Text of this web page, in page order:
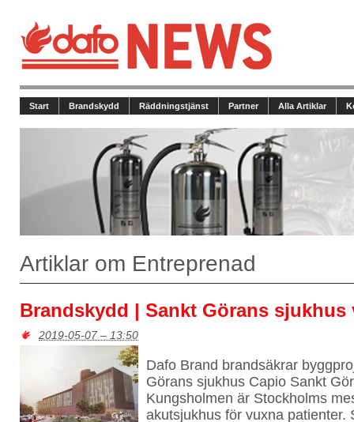
Start Brandskydd Räddningstjänst Partner Alla Artiklar
Artiklar om Entreprenad
Brandskydd | Sankt Görans sjukhus
2019-05-07 – 13:50
Dafo Brand brandsäkrar
Görans sjukhus Capio Sankt
Kungsholmen är Stockholms
akutsjukhus för vuxna patienter.